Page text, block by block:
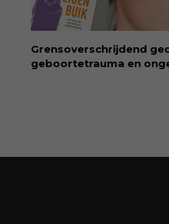
liefdevolle kijk op
voor ouders. Download
via:
id=ZcYxEBJH
Grensoverschrijdend
geboortetrauma en